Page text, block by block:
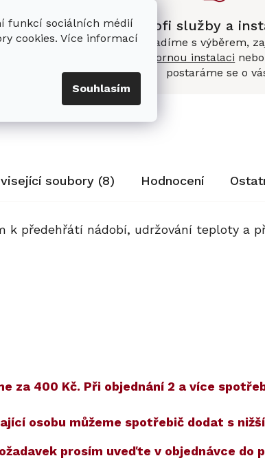
funkcí sociálních médií
cookies. Více informací
Souhlasím
prodejce
prodejce
od roku 2001.
Profi služby a
Poradíme s výběrem,
odbornou instalaci
postaráme se o
soubory (8) Hodnocení
k předehřátí nádobí, udržování teploty a
za 400 Kč. Při objednání 2 a více
osobu můžeme spotřebič dodat s
prosím uveďte v objednávce do